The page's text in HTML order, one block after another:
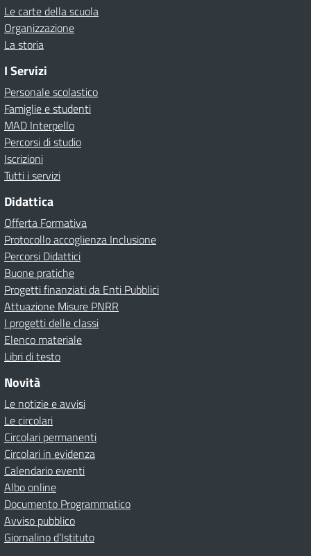
Le carte della scuola
Organizzazione
La storia
I Servizi
Personale scolastico
Famiglie e studenti
MAD Interpello
Percorsi di studio
Iscrizioni
Tutti i servizi
Didattica
Offerta Formativa
Protocollo accoglienza Inclusione
Percorsi Didattici
Buone pratiche
Progetti finanziati da Enti Pubblici
Attuazione Misure PNRR
I progetti delle classi
Elenco materiale
Libri di testo
Novità
Le notizie e avvisi
Le circolari
Circolari permanenti
Circolari in evidenza
Calendario eventi
Albo online
Documento Programmatico
Avviso pubblico
Giornalino d’Istituto